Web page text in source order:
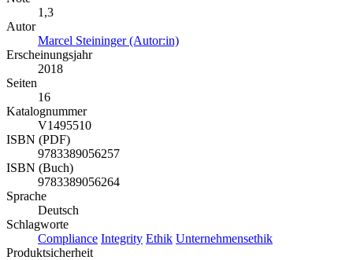
1,3
Autor
Marcel Steininger (Autor:in)
Erscheinungsjahr
2018
Seiten
16
Katalognummer
V1495510
ISBN (PDF)
9783389056257
ISBN (Buch)
9783389056264
Sprache
Deutsch
Schlagworte
Compliance Integrity Ethik Unternehmensethik
Produktsicherheit